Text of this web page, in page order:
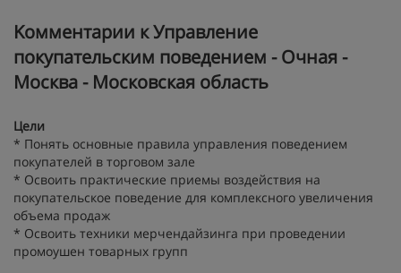
Kомментарии к Управление
покупательским поведением - Очная -
Москва - Московская область
Цели
* Понять основные правила управления поведением
покупателей в торговом зале
* Освоить практические приемы воздействия на
покупательское поведение для комплексного увеличения
объема продаж
* Освоить техники мерчендайзинга при проведении
промоушен товарных групп